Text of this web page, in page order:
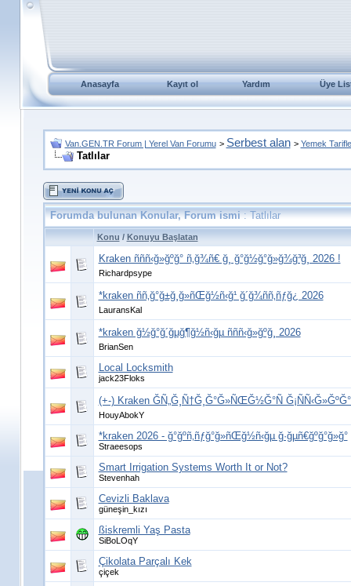
Anasayfa Kayıt ol Yardım Üye
Van.GEN.TR Forum | Yerel Van Forumu > Serbest alan > Yemek
Tatlılar
Forumda bulunan Konular, Forum ismi: Tatlılar
Konu / Konuyu Başlatan
Kraken ñññ‹ğ»ğºğ° ñ‚ğ¾ñ€ ğ¸ ğ°ğ½ğ°ğ»ğ¾ğ³ğ¸ 2026 !
Richardpsype
*kraken ññ‚ğ°ğ±ğ¸ğ»ñŒğ½ñ‹ğ¹ ğ´ğ¾ññ‚ñƒğ¿ 2026
LauransKal
*kraken ğ½ğ°ğ´ğµğ¶ğ½ñ‹ğµ ñññ‹ğ»ğºğ¸ 2026
BrianSen
Local Locksmith
jack23Floks
(+-) Kraken ĞÑ„Ğ¸Ñ†Ğ¸Ğ°Ğ»ÑŒĞ½Ğ°Ñ
HouyAbokY
*kraken 2026 - ğ°ğºñ‚ñƒğ°ğ»ñŒğ½ñ‹ğµ ğ·ğµñ€ğºğ°ğ»ğ°
Straeesops
Smart Irrigation Systems Worth It or Not?
Stevenhah
Cevizli Baklava
güneşin_kızı
ßiskremli Yaş Pasta
SiBoLOqY
Çikolata Parçalı Kek
çiçek